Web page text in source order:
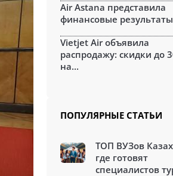
Air Astana представила
финансовые результаты
Vietjet Air объявила
распродажу: скидки до
на...
ПОПУЛЯРНЫЕ СТАТЬИ
ТОП ВУЗов
где готовят
специалистов